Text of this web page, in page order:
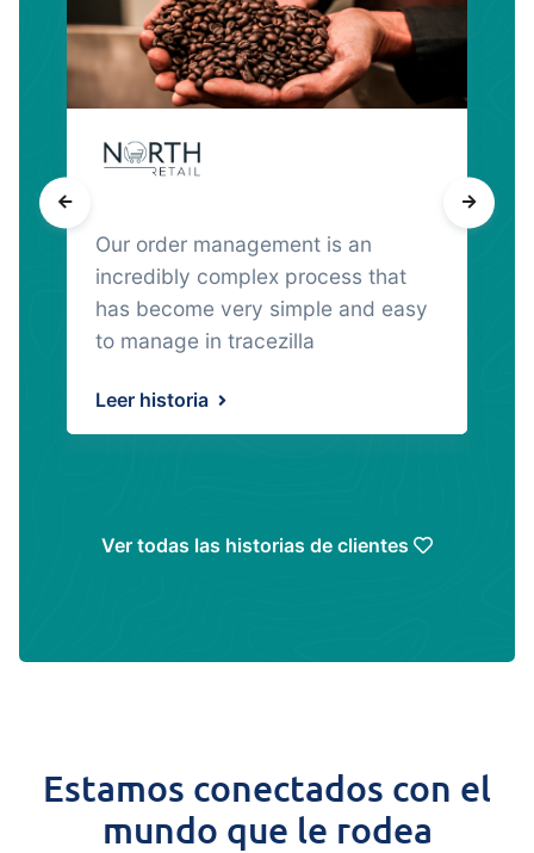
Our order management is an
incredibly complex process that
has become very simple and easy
to manage in tracezilla
Leer historia
Ver todas las historias de clientes
Estamos conectados con el
mundo que le rodea